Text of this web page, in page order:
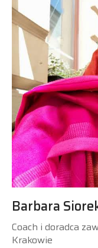
Barbara
Coach i doradca
Krakowie